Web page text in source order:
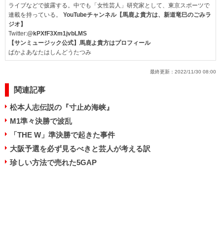
ライブなどで披露する。中でも「女性芸人」研究家として、東京スポーツで
連載を持っている。 YouTubeチャンネル【馬鹿よ貴方は、新道竜巳のごみラ
ジオ】
Twitter:@kPXfF3Xm1jvbLMS
【サンミュージック公式】馬鹿よ貴方はプロフィール
ばかよあなたはしんどうたつみ
最終更新： 2022/11/30 08:00
関連記事
松本人志伝説の『寸止め海峡』
M1準々決勝で波乱
「THE W」準決勝で起きた事件
大阪予選を必ず見るべきと芸人が考える訳
珍しい方法で売れた5GAP